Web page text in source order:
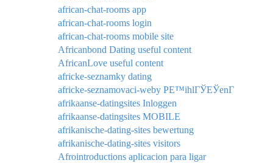
african-chat-rooms app
african-chat-rooms login
african-chat-rooms mobile site
Africanbond Dating useful content
AfricanLove useful content
africke-seznamky dating
africke-seznamovaci-weby PЕ™ihlГЎЕЎenГ­
afrikaanse-datingsites Inloggen
afrikaanse-datingsites MOBILE
afrikanische-dating-sites bewertung
afrikanische-dating-sites visitors
Afrointroductions aplicacion para ligar